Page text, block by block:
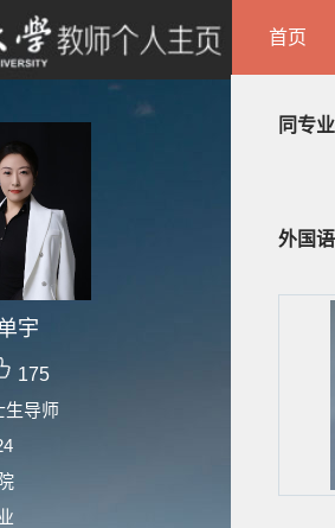
宇
175
生导师
首页
同专
外国